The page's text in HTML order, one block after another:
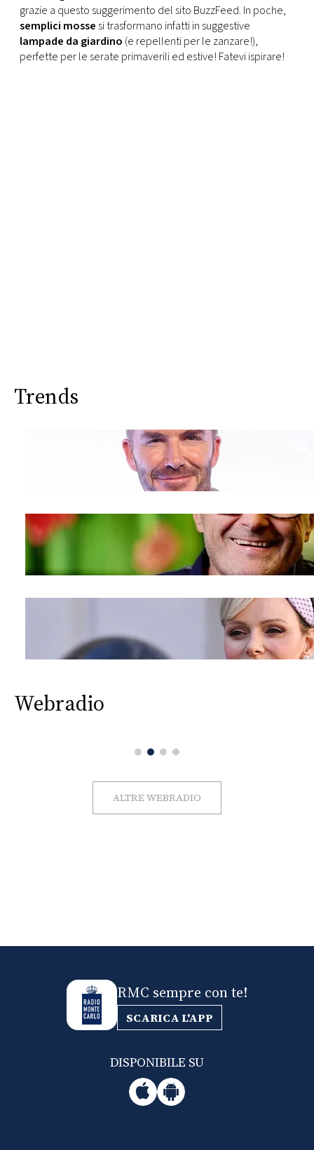
CONSIGLIA
grazie a questo suggerimento del sito BuzzFeed. In poche,
semplici mosse si trasformano infatti in suggestive
lampade da giardino (e repellenti per le zanzare!),
perfette per le serate primaverili ed estive! Fatevi ispirare!
Trends
Webradio
ALTRE WEBRADIO
RMC sempre con te!
SCARICA L'APP
DISPONIBILE SU